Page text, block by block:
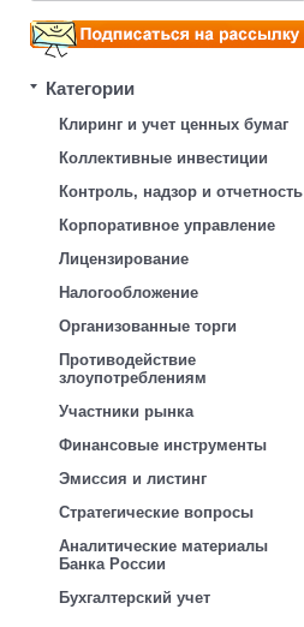
Категории
Клиринг и учет ценных бумаг
Коллективные инвестиции
Контроль, надзор и отчетность
Корпоративное управление
Лицензирование
Налогообложение
Организованные торги
Противодействие
злоупотреблениям
Участники рынка
Финансовые инструменты
Эмиссия и листинг
Стратегические вопросы
Аналитические материалы
Банка России
Бухгалтерский учет